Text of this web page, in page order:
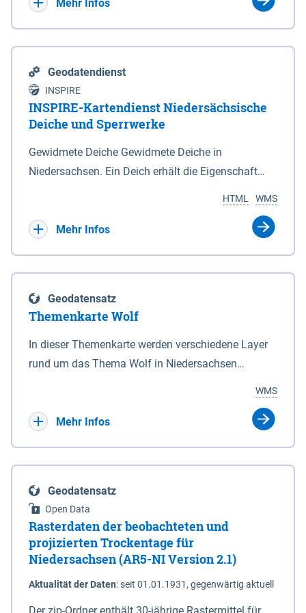
Mehr Infos
Geodatendienst
INSPIRE
INSPIRE-Kartendienst Niedersächsische
Deiche und Sperrwerke
Gewidmete Deiche Gewidmete Deiche in
Niedersachsen. Ein Deich erhält die Eigenschaft
Deichbehörde durch Verordnung ausspricht. Für
enthalten. Sperrwerke Sperrwerke sind Bauwerke
mit Sperrvorrichtungen in Tidegewässern, die dem
Schutz eines Gebietes vor erhöhten Tiden, vor allem
vor Sturmfluten, zu dienen bestimmt sind (§2 Abs.3
Eigenschaft eines Sperrwerkes durch Widmung, die
die Deichbehörde durch Verordnung ausspricht.
WMS
HTML
Mehr Infos
Geodatensatz
Themenkarte Wolf
In dieser Themenkarte werden verschiedene Layer
rund um das Thema Wolf in Niedersachsen
sowie Status der bestehenden Wolfsterritorien im
laufenden Monitoringjahr.
WMS
Mehr Infos
Geodatensatz
Open Data
Rasterdaten der beobachteten und
projizierten Trockentage für
Niedersachsen (AR5-NI Version 2.1)
Aktualität der Daten:seit 01.01.1931, gegenwärtig aktuell